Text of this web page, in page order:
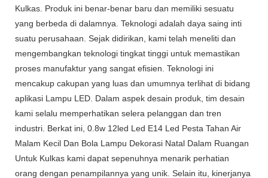
Kulkas. Produk ini benar-benar baru dan memiliki sesuatu
yang berbeda di dalamnya. Teknologi adalah daya saing inti
suatu perusahaan. Sejak didirikan, kami telah meneliti dan
mengembangkan teknologi tingkat tinggi untuk memastikan
proses manufaktur yang sangat efisien. Teknologi ini
mencakup cakupan yang luas dan umumnya terlihat di bidang
aplikasi Lampu LED. Dalam aspek desain produk, tim desain
kami selalu memperhatikan selera pelanggan dan tren
industri. Berkat ini, 0.8w 12led Led E14 Led Pesta Tahan Air
Malam Kecil Dan Bola Lampu Dekorasi Natal Dalam Ruangan
Untuk Kulkas kami dapat sepenuhnya menarik perhatian
orang dengan penampilannya yang unik. Selain itu, kinerjanya